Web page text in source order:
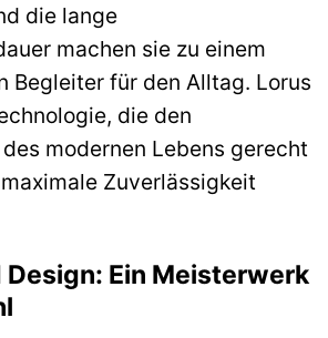
die lange
machen sie zu einem
Begleiter für den Alltag. Lorus
die den
modernen Lebens gerecht
Zuverlässigkeit
Design: Ein Meisterwerk